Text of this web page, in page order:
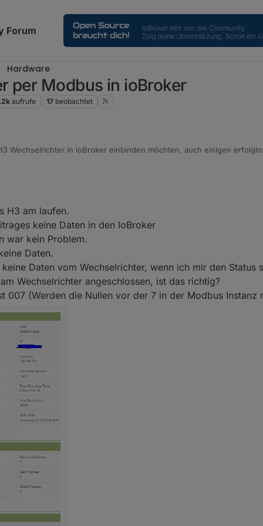
Forum
Hardware
per Modbus in ioBroker
aufrufe 17 beobachtet
Wechselrichter in ioBroker einbinden möchten, auch einigen
App ist ja doch recht langsam mit 5min Updatezeiten!!!
(wie es mit anderen funktioniert, weiß ich nicht, habe nur diesen)
ein Stück Lautsprecherkabel)
Pins 1 und 2 des RS485 Steckers, Pin 3 und 4 sollten belegt sein
den Elfin neu starten.
auf die IP des Elfin zugreifen und die Einstellungen wie in den
H3 am laufen.
keine Daten in den IoBroker
war kein Problem.
Daten.
Daten vom Wechselrichter, wenn ich mir den Status
Wechselrichter angeschlossen, ist das richtig?
007 (Werden die Nullen vor der 7 in der Modbus Instanz